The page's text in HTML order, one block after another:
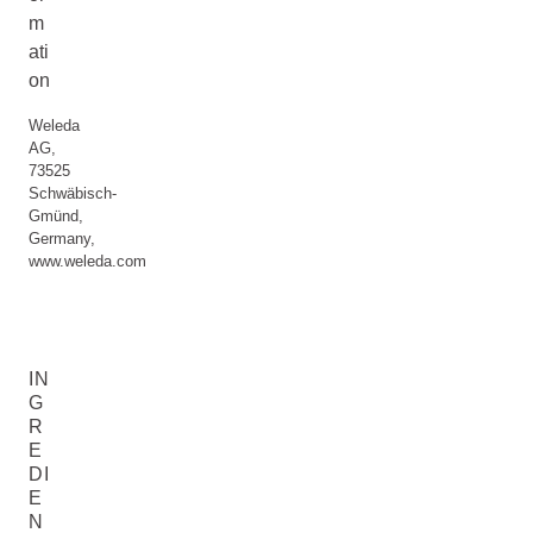
m
ati
on
Weleda
AG,
73525
Schwäbisch-
Gmünd,
Germany,
www.weleda.com
IN
G
R
E
DI
E
N